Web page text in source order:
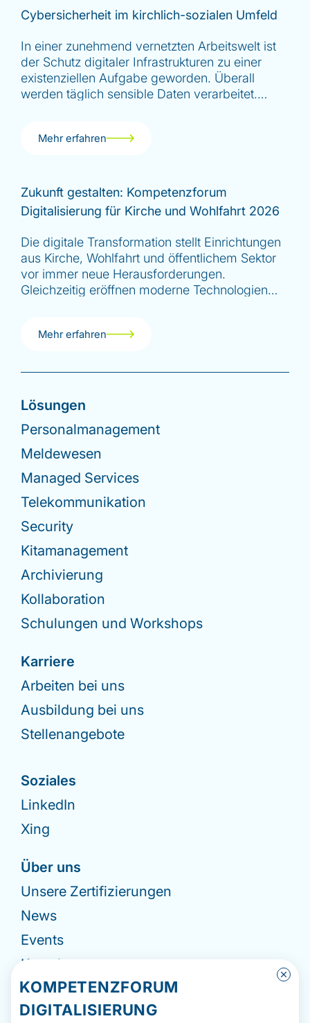
Cybersicherheit im kirchlich-sozialen Umfeld
In einer zunehmend vernetzten Arbeitswelt ist
der Schutz digitaler Infrastrukturen zu einer
existenziellen Aufgabe geworden. Überall
werden täglich sensible Daten verarbeitet.
Einrichtungen, in denen täglich hochsensible
Mehr erfahren
Zukunft gestalten: Kompetenzforum
Digitalisierung für Kirche und Wohlfahrt 2026
Die digitale Transformation stellt Einrichtungen
aus Kirche, Wohlfahrt und öffentlichem Sektor
vor immer neue Herausforderungen.
Gleichzeitig eröffnen moderne Technologien
Ressourcen gezielt einzusetzen. Genau hier
für…
Mehr erfahren
Lösungen
Personalmanagement
Meldewesen
Managed Services
Telekommunikation
Security
Kitamanagement
Archivierung
Kollaboration
Schulungen und Workshops
Karriere
Arbeiten bei uns
Ausbildung bei uns
Stellenangebote
Soziales
LinkedIn
Xing
Über uns
Unsere Zertifizierungen
News
Events
Kontakt
Impressum
Datenschutzerklärung
KOMPETENZFORUM
DIGITALISIERUNG